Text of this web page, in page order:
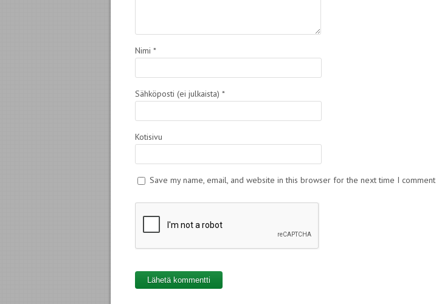
Nimi *
Sähköposti (ei julkaista) *
Kotisivu
Save my name, email, and website in this browser for the next time I comment